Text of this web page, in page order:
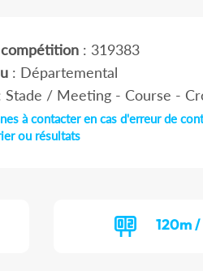
: 319383
: Départemental
/ Meeting - Course -
à contacter en cas d'erreur de
ou résultats
120m